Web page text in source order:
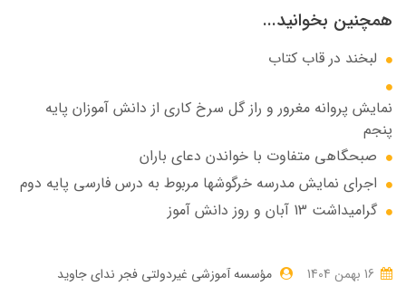
همچنین بخوانید...
لبخند در قاب کتاب
نمایش پروانه مغرور و راز گل سرخ کاری از دانش آموزان پایه
پنجم
صبحگاهی متفاوت با خواندن دعای باران
اجرای نمایش مدرسه خرگوشها مربوط به درس فارسی پایه دوم
گرامیداشت 13 آبان و روز دانش آموز
مؤسسه آموزشی غیردولتی فجر ندای جاوید